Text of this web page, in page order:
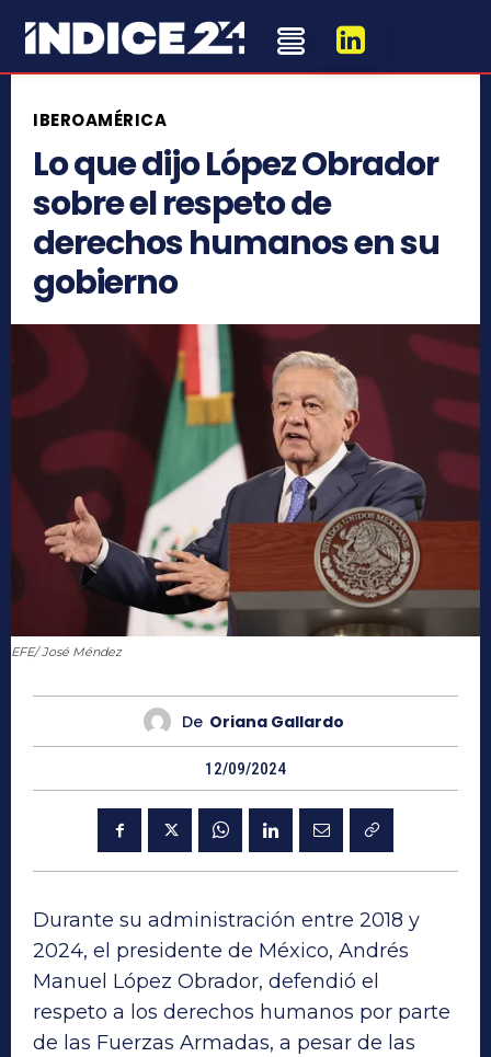
IBEROAMÉRICA
Lo que dijo López Obrador
sobre el respeto de
derechos humanos en su
gobierno
EFE/ José Méndez
De Oriana Gallardo
12/09/2024
Durante su administración entre 2018 y
2024, el presidente de México, Andrés
Manuel López Obrador, defendió el
respeto a los derechos humanos por parte
de las Fuerzas Armadas, a pesar de las